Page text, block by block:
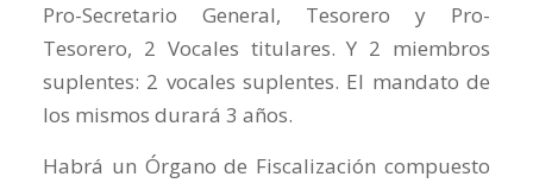
Pro-Secretario General, Tesorero y Pro-
Tesorero, 2 Vocales titulares. Y 2 miembros
suplentes: 2 vocales suplentes. El mandato de
los mismos durará 3 años.
Habrá un Órgano de Fiscalización compuesto